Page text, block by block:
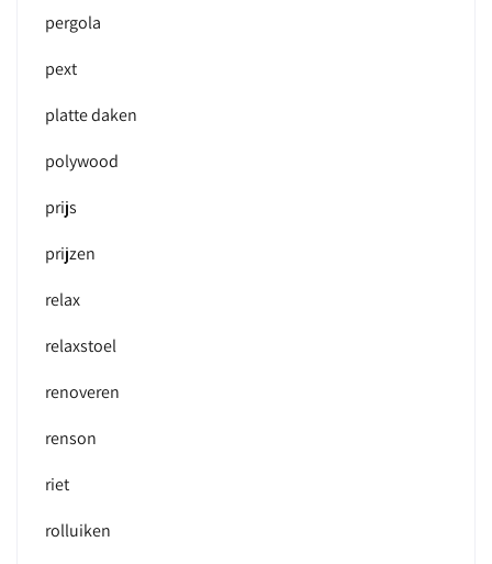
pergola
pext
platte daken
polywood
prijs
prijzen
relax
relaxstoel
renoveren
renson
riet
rolluiken